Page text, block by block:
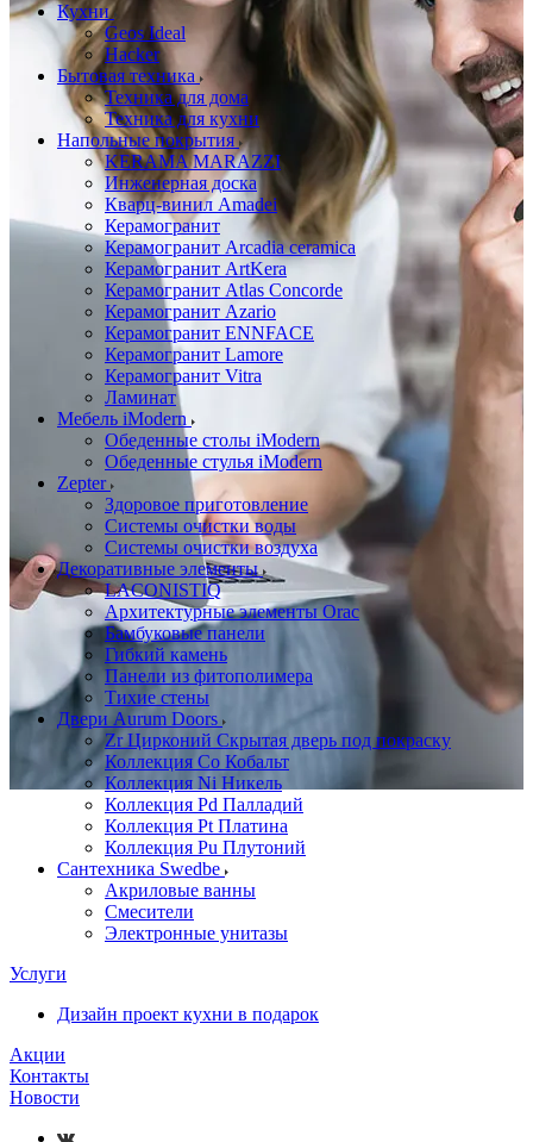
Кухни
Geos Ideal
Hacker
Бытовая техника
Техника для дома
Техника для кухни
Напольные покрытия
KERAMA MARAZZI
Инженерная доска
Кварц-винил Amadei
Керамогранит
Керамогранит Arcadia ceramica
Керамогранит ArtKera
Керамогранит Atlas Concorde
Керамогранит Azario
Керамогранит ENNFACE
Керамогранит Lamore
Керамогранит Vitra
Ламинат
Мебель iModern
Обеденные столы iModern
Обеденные стулья iModern
Zepter
Здоровое приготовление
Системы очистки воды
Системы очистки воздуха
Декоративные элементы
LACONISTIQ
Архитектурные элементы Orac
Бамбуковые панели
Гибкий камень
Панели из фитополимера
Тихие стены
Двери Aurum Doors
Zr Цирконий Скрытая дверь под покраску
Коллекция Co Кобальт
Коллекция Ni Никель
Коллекция Pd Палладий
Коллекция Pt Платина
Коллекция Pu Плутоний
Сантехника Swedbe
Акриловые ванны
Смесители
Электронные унитазы
Услуги
Дизайн проект кухни в подарок
Акции
Контакты
Новости